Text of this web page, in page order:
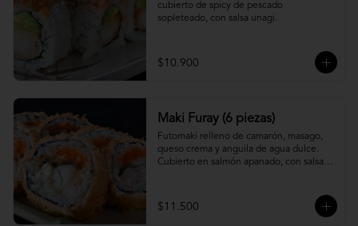
cubierto de spicy de pescado
sopleteado, con salsa unagi.
$10.900
Maki Furay (6 piezas)
Futomaki relleno de camarón, masago,
queso crema y anguila de agua dulce.
Cubierto en salmón apanado, con salsa
$11.500